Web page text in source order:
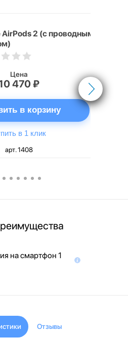
2 (с проводным
Цена
470 ₽
в корзину
в 1 клик
арт. 1408
на смартфон 1
Отзывы